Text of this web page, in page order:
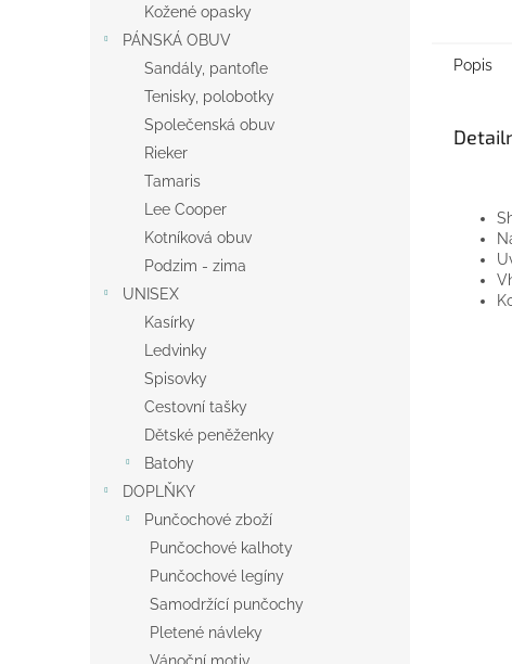
Kožené opasky
PÁNSKÁ OBUV
Sandály, pantofle
Tenisky, polobotky
Společenská obuv
Rieker
Tamaris
Lee Cooper
Kotníková obuv
Podzim - zima
UNISEX
Kasírky
Ledvinky
Spisovky
Cestovní tašky
Dětské peněženky
Batohy
DOPLŇKY
Punčochové zboží
Punčochové kalhoty
Punčochové legíny
Samodržící punčochy
Pletené návleky
Popis